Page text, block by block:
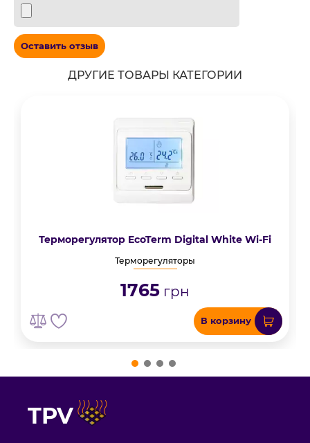
Оставить отзыв
ДРУГИЕ ТОВАРЫ КАТЕГОРИИ
Терморегулятор EcoTerm Digital White Wi-Fi
Терморегуляторы
1765 грн
В корзину
TPV